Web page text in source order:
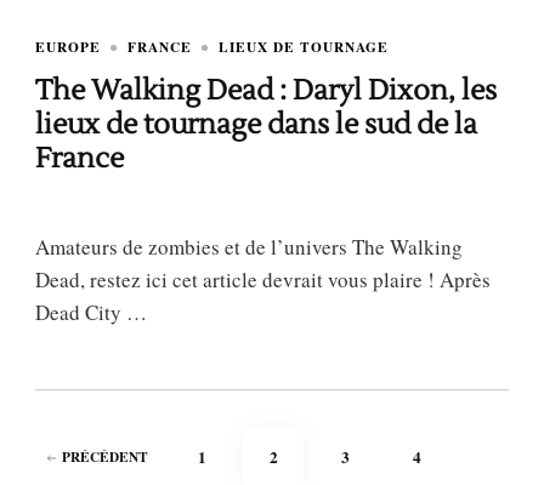
EUROPE FRANCE LIEUX DE TOURNAGE
The Walking Dead : Daryl Dixon, les
lieux de tournage dans le sud de la
France
Amateurs de zombies et de l’univers The Walking
Dead, restez ici cet article devrait vous plaire ! Après
Dead City …
Pagination
PRÉCÉDENT PAGE
1 PAGE
2 PAGE
3 PAGE
4